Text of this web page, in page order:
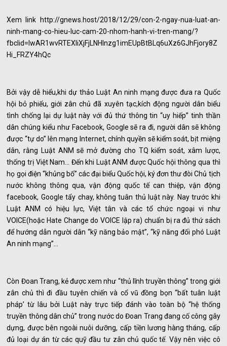
Xem link http://gnews.host/2018/12/29/con-2-ngay-nua-luat-an-
ninh-mang-co-hieu-luc-cam-20-nhom-hanh-vi-tren-mang/?
fbclid=IwAR1wvRTEXIiXjFjLNHlnzg1imEUpBtBLq6uXz6GJhFjory8Z
Hi_FRZY4hQc
Bởi vậy dễ hiểu,khi dự thảo Luật An ninh mạng được đưa ra Quốc
hội bỏ phiếu, giới zân chủ đã xuyên tạc,kích động người dân biểu
tình chống lại dự luật này với đủ thứ thông tin “uy hiếp” tinh thần
dân chúng kiểu như Facebook, Google sẽ ra đi, người dân sẽ không
được “tự do” lên mạng Internet, chính quyền sẽ kiểm soát, bịt miệng
dân, rằng Luật ANM sẽ mở đường cho TQ kiểm soát, xâm lược,
thống trị Việt Nam… Đến khi Luật ANM được Quốc hội thông qua thì
họ gọi điện “khủng bố” các đại biểu Quốc hội, ký đơn thư đòi Chủ tịch
nước không thông qua, vận động quốc tế can thiệp, vận động
facebook, Google tẩy chay, không tuân thủ luật này. Nay trước khi
Luật ANM có hiệu lực, Việt tân và các tổ chức ngoại vi như
VOICE(hoặc Hate Change do VOICE lập ra) chuẩn bị ra đủ thứ sách
để hướng dẫn người dân “kỹ năng bảo mật”, “kỹ năng đối phó Luật
An ninh mạng”…
Còn Đoan Trang, kẻ được xem như “thủ lĩnh truyền thông” trong giới
zân chủ thì đi đầu tuyên chiến và cổ vũ đồng bọn “bất tuân luật
pháp’ từ lâu bởi Luật này trực tiếp đánh vào toàn bộ “hệ thống
truyền thông dân chủ” trong nước do Đoan Trang đang cố công gây
dựng, được bên ngoài nuôi dưỡng, cấp tiền lương hàng tháng, cấp
đủ loại dự án từ các quỹ đầu tư zân chủ quốc tế. Vậy nên việc cô